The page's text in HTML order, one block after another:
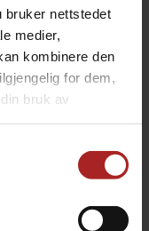
bruker nettstedet
medier,
kombinere den
for dem,
bruk av